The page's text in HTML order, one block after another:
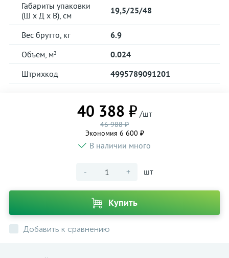
Габариты упаковки
(Ш х Д х В), см
19,5/25/48
Вес брутто, кг
6.9
Объем, м³
0.024
Штрихкод
4995789091201
40 388 ₽ /шт
46 988 ₽
Экономия 6 600 ₽
В наличии много
- + шт
Купить
Добавить к сравнению